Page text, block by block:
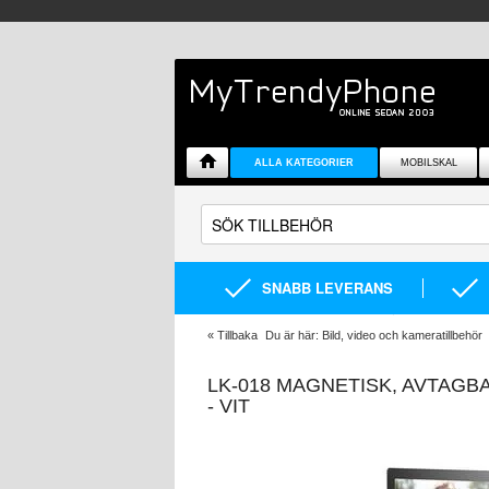
ALLA KATEGORIER MOBILSKAL
SNABB LEVERANS
« Tillbaka Du är här: Bild, video och kameratillbehör
LK-018 MAGNETISK,
- VIT